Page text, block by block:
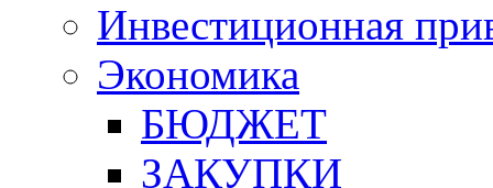
Инвестиционная
Экономика
БЮДЖЕТ
ЗАКУПКИ